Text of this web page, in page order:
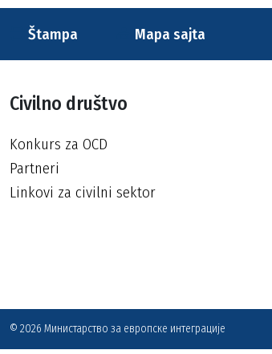
Štampa Mapa sajta
Civilno društvo
Konkurs za OCD
Partneri
Linkovi za civilni sektor
© 2026 Министарство за европске интеграције